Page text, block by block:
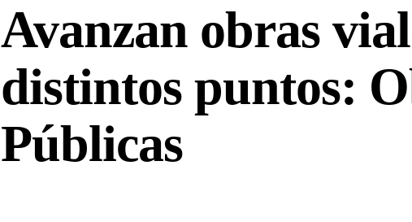
Avanzan obras
distintos puntos:
Públicas